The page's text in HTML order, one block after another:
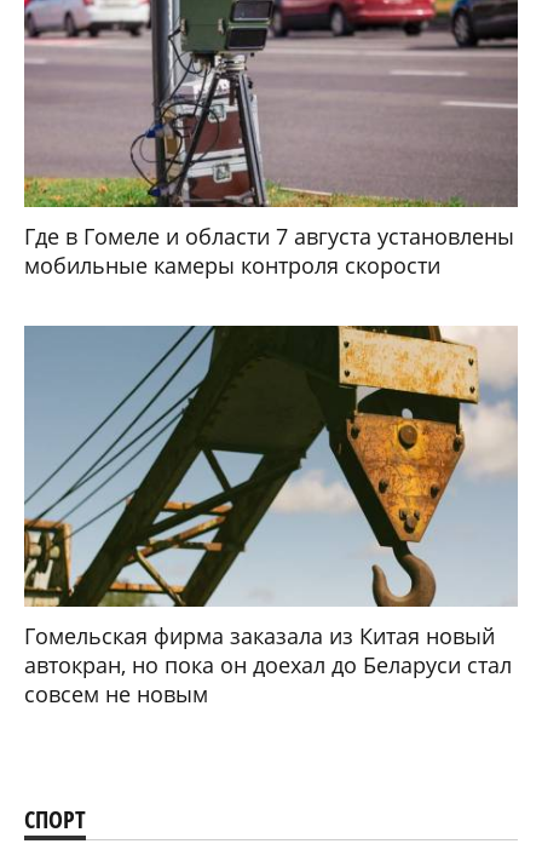
Где в Гомеле и области 7 августа установлены
мобильные камеры контроля скорости
Гомельская фирма заказала из Китая новый
автокран, но пока он доехал до Беларуси стал
совсем не новым
СПОРТ